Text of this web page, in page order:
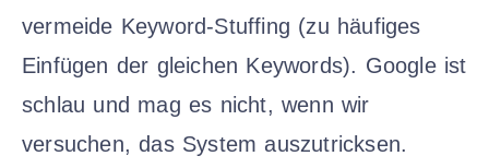
vermeide Keyword-Stuffing (zu häufiges
Einfügen der gleichen Keywords). Google ist
schlau und mag es nicht, wenn wir
versuchen, das System auszutricksen.